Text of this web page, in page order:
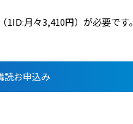
月々3,410円）が必要です。
読お申込み